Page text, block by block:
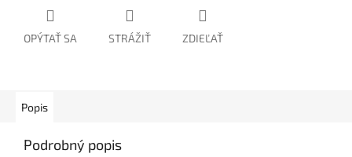
OPÝTAŤ SA STRÁŽIŤ ZDIEĽAŤ
Popis
Podrobný popis